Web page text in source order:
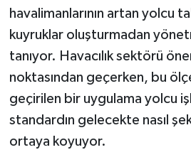
havalimanlarının artan yolcu
kuyruklar oluşturmadan
tanıyor. Havacılık sektörü
noktasından geçerken, bu
geçirilen bir uygulama yolcu
standardın gelecekte nasıl
ortaya koyuyor.